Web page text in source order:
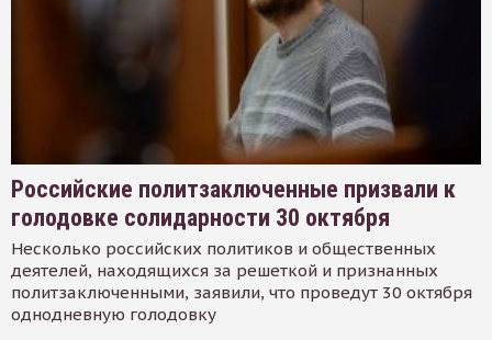
Российские политзаключенные призвали к
голодовке солидарности 30 октября
Несколько российских политиков и общественных
деятелей, находящихся за решеткой и признанных
политзаключенными, заявили, что проведут 30 октября
однодневную голодовку